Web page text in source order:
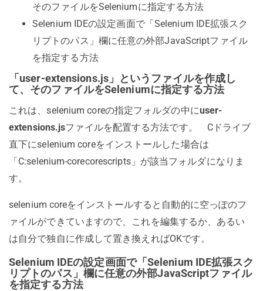
そのファイルをSeleniumに指定する方法
Selenium IDEの設定画面で「Selenium IDE拡張スク
リプトのパス」欄に任意の外部JavaScriptファイル
を指定する方法
「user-extensions.js」というファイルを作成し
て、そのファイルをSeleniumに指定する方法
これは、selenium coreの指定フォルダの中にuser-
extensions.jsファイルを配置する方法です。 Cドライブ
直下にselenium coreをインストールした場合は
「C:selenium-corecorescripts」が該当フォルダになりま
す。
selenium coreをインストールすると自動的に空っぽのフ
ァイルができていますので、これを編集するか、あるい
は自分で独自に作成して置き換えればOKです。
Selenium IDEの設定画面で「Selenium IDE拡張スク
リプトのパス」欄に任意の外部JavaScriptファイル
を指定する方法